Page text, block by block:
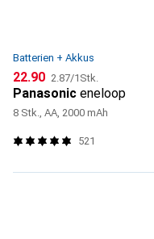
Batterien + Akkus
CHF
22.90 CHF
2.87/1Stk.
Panasonic eneloop
8 Stk., AA, 2000 mAh
521